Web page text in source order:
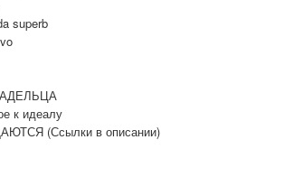
superb
к идеалу
(Ссылки в описании)